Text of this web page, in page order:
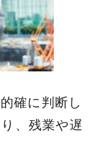
確に判断し
、残業や遅